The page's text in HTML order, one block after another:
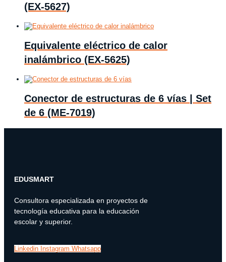
(EX-5627)
Equivalente eléctrico de calor
inalámbrico (EX-5625)
Conector de estructuras de 6 vías | Set
de 6 (ME-7019)
EDUSMART
Consultora especializada en proyectos de
tecnología educativa para la educación
escolar y superior.
Linkedin Instagram Whatsapp